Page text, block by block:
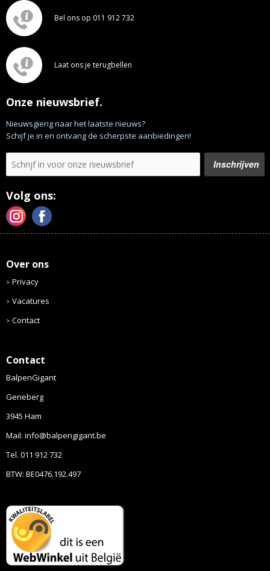
Bel ons op 011 912 732
Laat ons je terugbellen
Onze nieuwsbrief.
Nieuwsgierig naar het laatste nieuws?
Schijf je in en ontvang de scherpste aanbiedingen!
Volg ons:
Over ons
Privacy
Vacatures
Contact
Contact
BalpenGigant
Geneberg
3945 Ham
Mail: info@balpengigant.be
Tel. 011 912 732
BTW: BE0476.192.497